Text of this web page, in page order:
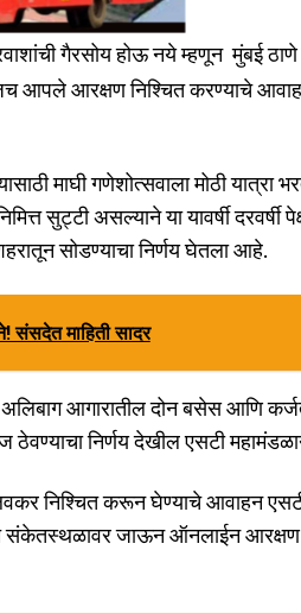
गैरसोय होऊ नये म्हणून मुंबई ठाणे
आपले आरक्षण निश्चित करण्याचे
माघी गणेशोत्सवाला मोठी यात्रा
सुट्टी असल्याने या यावर्षी दरवर्षी
सोडण्याचा निर्णय घेतला आहे.
संसदेत माहिती सादर
आगारातील दोन बसेस आणि
निर्णय देखील एसटी
निश्चित करून घेण्याचे आवाहन
संकेतस्थळावर जाऊन ऑनलाईन